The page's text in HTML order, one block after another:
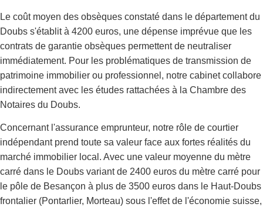
Le coût moyen des obsèques constaté dans le département du
Doubs s'établit à 4200 euros, une dépense imprévue que les
contrats de garantie obsèques permettent de neutraliser
immédiatement. Pour les problématiques de transmission de
patrimoine immobilier ou professionnel, notre cabinet collabore
indirectement avec les études rattachées à la Chambre des
Notaires du Doubs.
Concernant l'assurance emprunteur, notre rôle de courtier
indépendant prend toute sa valeur face aux fortes réalités du
marché immobilier local. Avec une valeur moyenne du mètre
carré dans le Doubs variant de 2400 euros du mètre carré pour
le pôle de Besançon à plus de 3500 euros dans le Haut-Doubs
frontalier (Pontarlier, Morteau) sous l'effet de l'économie suisse,